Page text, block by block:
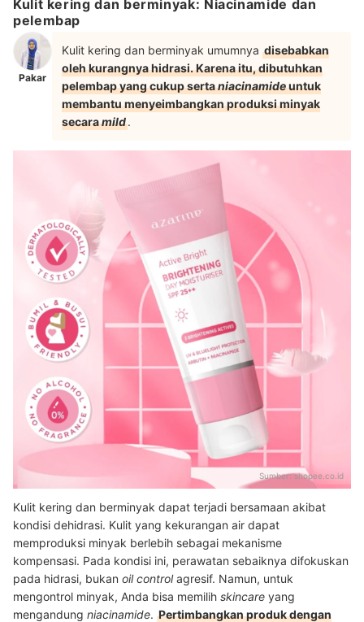
Kulit kering dan berminyak: Niacinamide dan
pelembap
Pakar
Kulit kering dan berminyak umumnya disebabkan
oleh kurangnya hidrasi. Karena itu, dibutuhkan
pelembap yang cukup sertaniacinamideuntuk
membantu menyeimbangkan produksi minyak
secaramild.
Sumber:shopee.co.id
Kulit kering dan berminyak dapat terjadi bersamaan akibat
kondisi dehidrasi. Kulit yang kekurangan air dapat
memproduksi minyak berlebih sebagai mekanisme
kompensasi. Pada kondisi ini, perawatan sebaiknya difokuskan
pada hidrasi, bukan oil controlagresif. Namun, untuk
mengontrol minyak, Anda bisa memilih skincare yang
mengandung niacinamide. Pertimbangkan produk dengan